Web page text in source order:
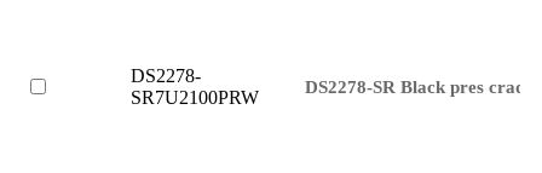
DS2278-
SR7U2100PRW
DS2278-SR Black pres